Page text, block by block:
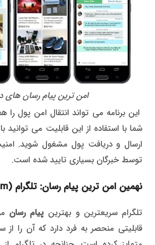
امن ترین پیام رسان های
این برنامه می تواند انتقال امن پول را
شما با استفاده از این قابلیت می توانید
ارسال و دریافت پول مشغول شوید.
توسط خبرگان بسیاری تایید شده است.
نهمین امن ترین پیام رسان: تلگرام (Telegram)
تلگرام سریعترین و بهترین پیام رسان
قابلیتی منحصر به فرد دارد که آن را از